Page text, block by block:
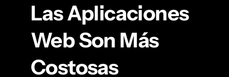
Las Aplicaciones
Web Son Más
Costosas